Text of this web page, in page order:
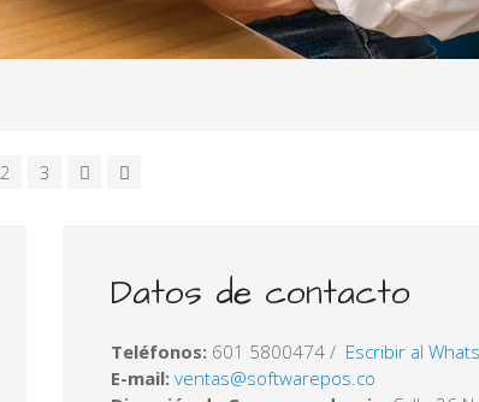
2 3
Datos de contacto
Teléfonos: 601 5800474 / Escribir al
E-mail: